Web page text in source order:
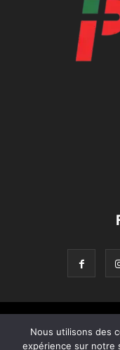
Nous utilisons des
expérience sur notre